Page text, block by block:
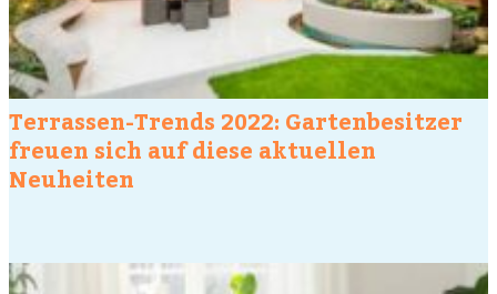
Terrassen-Trends 2022: Gartenbesitzer
freuen sich auf diese aktuellen
Neuheiten